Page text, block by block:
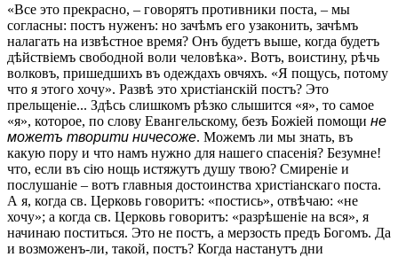
«Все это прекрасно, – говорятъ противники поста, – мы
согласны: постъ нуженъ: но зачѣмъ его узаконить, зачѣмъ
налагать на извѣстное время? Онъ будетъ выше, когда будетъ
дѣйствіемъ свободной воли человѣка». Вотъ, воистину, рѣчь
волковъ, пришедшихъ въ одеждахъ овчяхъ. «Я пощусь, потому
что я этого хочу». Развѣ это христіанскій постъ? Это
прельщеніе... Здѣсь слишкомъ рѣзко слышится «я», то самое
«я», которое, по слову Евангельскому, безъ Божіей помощи не
можетъ творити ничесоже. Можемъ ли мы знать, въ
какую пору и что намъ нужно для нашего спасенія? Безумне!
что, если въ сію нощь истяжутъ душу твою? Смиреніе и
послушаніе – вотъ главныя достоинства христіанскаго поста.
А я, когда св. Церковь говоритъ: «постись», отвѣчаю: «не
хочу»; а когда св. Церковь говоритъ: «разрѣшеніе на вся», я
начинаю поститься. Это не постъ, а мерзость предъ Богомъ. Да
и возможенъ-ли, такой, постъ? Когда настанутъ дни